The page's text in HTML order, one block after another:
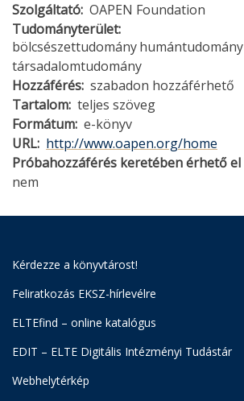
Szolgáltató OAPEN Foundation
Tudományterület
bölcsészettudományhumántudomány
társadalomtudomány
Hozzáférés szabadon hozzáférhető
Tartalom teljes szöveg
Formátum e-könyv
URL http://www.oapen.org/home
Próbahozzáférés keretében érhető el
nem
Kérdezze a könyvtárost!
Feliratkozás EKSZ-hírlevélre
ELTEfind – online katalógus
EDIT – ELTE Digitális Intézményi Tudástár
Webhelytérkép